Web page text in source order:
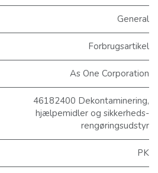
General
Forbrugsartikel
As One Corporation
46182400 Dekontaminering,
hjælpemidler og sikkerheds-
rengøringsudstyr
PK